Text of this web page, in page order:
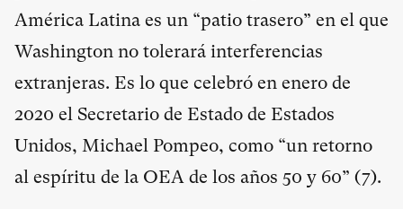
América Latina es un “patio trasero” en el que
Washington no tolerará interferencias
extranjeras. Es lo que celebró en enero de
2020 el Secretario de Estado de Estados
Unidos, Michael Pompeo, como “un retorno
al espíritu de la OEA de los años 50 y 60” (7).